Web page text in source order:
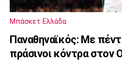
Μπάσκετ Ελλάδα
Παναθηναϊκός: Με
πράσινοι κόντρα στον